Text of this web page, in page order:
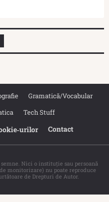
Gramatică/Vocabular
Tech Stuff
Contact
Nici o instituţie sau persoană
monitorizare) nu poate reproduce
de Drepturi de Autor.